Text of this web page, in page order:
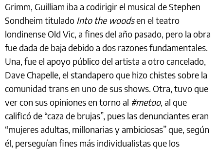
Grimm, Guilliam iba a codirigir el musical de Stephen
Sondheim titulado Into the woodsen el teatro
londinense Old Vic, a fines del año pasado, pero la obra
fue dada de baja debido a dos razones fundamentales.
Una, fue el apoyo público del artista a otro cancelado,
Dave Chapelle, el standapero que hizo chistes sobre la
comunidad trans en uno de sus shows. Otra, tuvo que
ver con sus opiniones en torno al #metoo, al que
calificó de “caza de brujas”, pues las denunciantes eran
“mujeres adultas, millonarias y ambiciosas” que, según
él, perseguían fines más individualistas que los